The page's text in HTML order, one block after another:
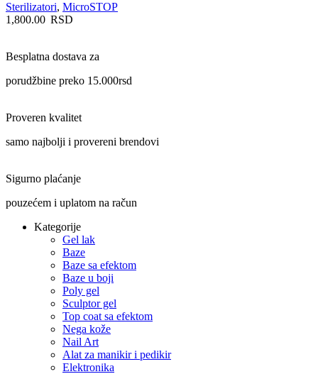
Sterilizatori, MicroSTOP
1,800.00 RSD
Besplatna dostava za
porudžbine preko 15.000rsd
Proveren kvalitet
samo najbolji i provereni brendovi
Sigurno plaćanje
pouzećem i uplatom na račun
Kategorije
Gel lak
Baze
Baze sa efektom
Baze u boji
Poly gel
Sculptor gel
Top coat sa efektom
Nega kože
Nail Art
Alat za manikir i pedikir
Elektronika